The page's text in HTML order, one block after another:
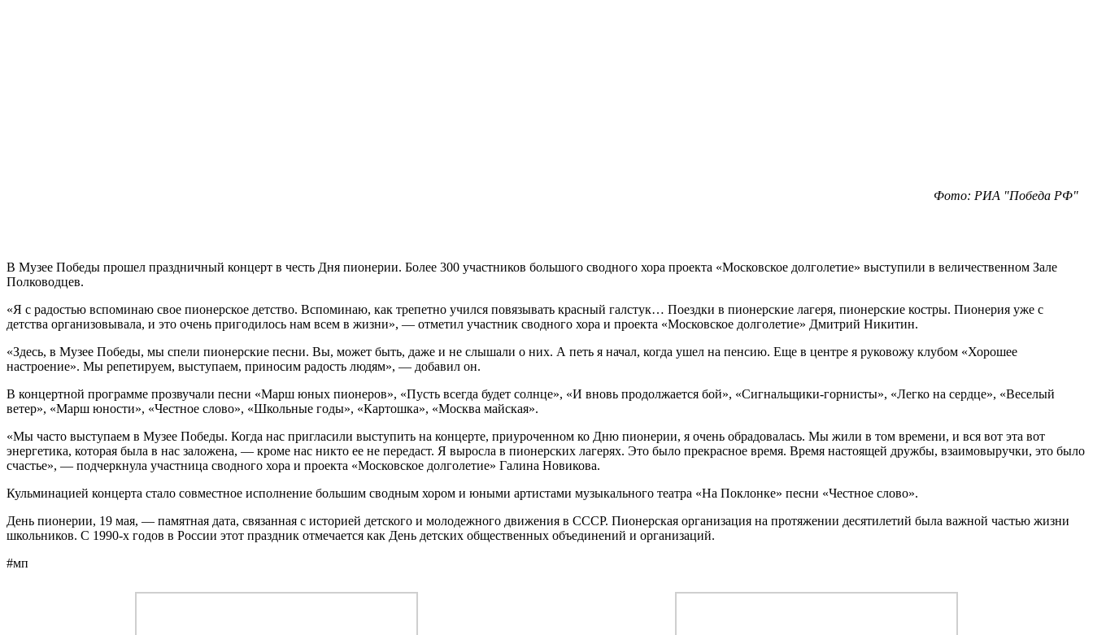
Фото: РИА "Победа РФ"
В Музее Победы прошел праздничный концерт в честь Дня пионерии. Более 300 участников большого сводного хора проекта «Московское долголетие» выступили в величественном Зале
Полководцев.
«Я с радостью вспоминаю свое пионерское детство. Вспоминаю, как трепетно учился повязывать красный галстук… Поездки в пионерские лагеря, пионерские костры. Пионерия уже с
детства организовывала, и это очень пригодилось нам всем в жизни», — отметил участник сводного хора и проекта «Московское долголетие» Дмитрий Никитин.
«Здесь, в Музее Победы, мы спели пионерские песни. Вы, может быть, даже и не слышали о них. А петь я начал, когда ушел на пенсию. Еще в центре я руковожу клубом «Хорошее
настроение». Мы репетируем, выступаем, приносим радость людям», — добавил он.
В концертной программе прозвучали песни «Марш юных пионеров», «Пусть всегда будет солнце», «И вновь продолжается бой», «Сигнальщики-горнисты», «Легко на сердце», «Веселый
ветер», «Марш юности», «Честное слово», «Школьные годы», «Картошка», «Москва майская».
«Мы часто выступаем в Музее Победы. Когда нас пригласили выступить на концерте, приуроченном ко Дню пионерии, я очень обрадовалась. Мы жили в том времени, и вся вот эта вот
энергетика, которая была в нас заложена, — кроме нас никто ее не передаст. Я выросла в пионерских лагерях. Это было прекрасное время. Время настоящей дружбы, взаимовыручки, это было
счастье», — подчеркнула участница сводного хора и проекта «Московское долголетие» Галина Новикова.
Кульминацией концерта стало совместное исполнение большим сводным хором и юными артистами музыкального театра «На Поклонке» песни «Честное слово».
День пионерии, 19 мая, — памятная дата, связанная с историей детского и молодежного движения в СССР. Пионерская организация на протяжении десятилетий была важной частью жизни
школьников. С 1990-х годов в России этот праздник отмечается как День детских общественных объединений и организаций.
#мп